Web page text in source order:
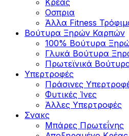
Οσπρια
Άλλα Fitness
Βούτυρα Ξηρών Καρπών
100% Βούτυρα
Γλυκά Βούτυρα
Πρωτεϊνικά
Υπερτροφές
Πράσινες
Φυτικές Ίνες
Άλλες Υπερτροφές
Σνακς
Μπάρες Πρωτεΐνης